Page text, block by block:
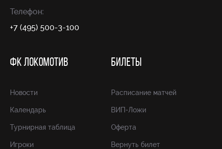
Телефон:
+7 (495) 500-3-100
ФК ЛОКОМОТИВ
Новости
Календарь
Турнирная таблица
Игроки
БИЛЕТЫ
Расписание матчей
ВИП-Ложи
Оферта
Вернуть билет